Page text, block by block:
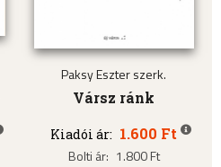
Paksy Eszter szerk.
Vársz ránk
Kiadói ár: 1.600 Ft
Bolti ár: 1.800 Ft